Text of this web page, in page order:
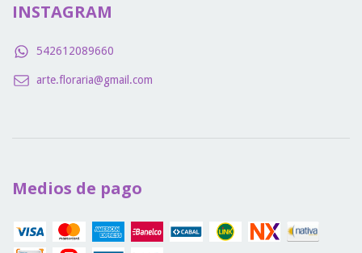
INSTAGRAM
542612089660
arte.floraria@gmail.com
Medios de pago